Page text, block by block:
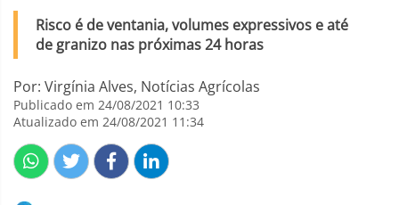
Risco é de ventania, volumes expressivos e até
de granizo nas próximas 24 horas
Por: Virgínia Alves, Notícias Agrícolas
Publicado em 24/08/2021 10:33
Atualizado em 24/08/2021 11:34